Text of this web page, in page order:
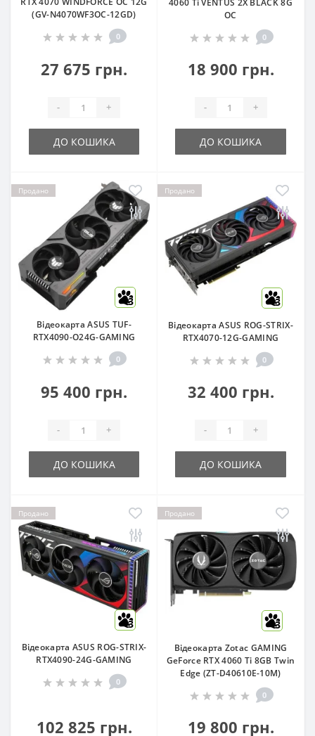
(GV-N4070WF3OC-12GD)
0
27 675 грн.
- +
ДО КОШИКА
OC
0
18 900 грн.
- +
ДО КОШИКА
Продано
3
Відеокарта ASUS TUF-
RTX4090-O24G-GAMING
0
95 400 грн.
- +
ДО КОШИКА
Продано
3
Відеокарта ASUS ROG-STRIX-
RTX4070-12G-GAMING
0
32 400 грн.
- +
ДО КОШИКА
Продано
3
Відеокарта ASUS ROG-STRIX-
RTX4090-24G-GAMING
0
102 825 грн.
Продано
3
Відеокарта Zotac GAMING
GeForce RTX 4060 Ti 8GB Twin
Edge (ZT-D40610E-10M)
0
19 800 грн.